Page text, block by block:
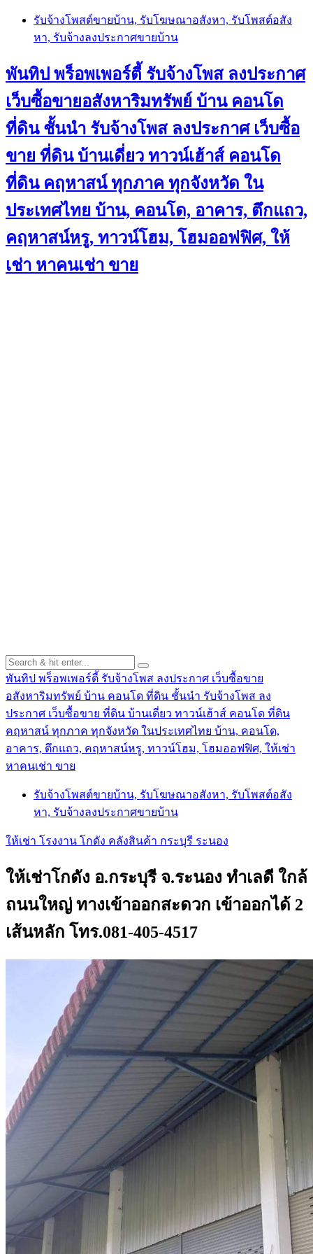
Skip
content
รับจ้างโพสต์ขายบ้าน, รับโฆษณาอสังหา, รับโพสต์อสัง
หา, รับจ้างลงประกาศขายบ้าน
พันทิป พร็อพเพอร์ตี้ รับจ้างโพส ลงประกาศ
เว็บซื้อขายอสังหาริมทรัพย์ บ้าน คอนโด
ที่ดิน ชั้นนำ รับจ้างโพส ลงประกาศ เว็บซื้อ
ขาย ที่ดิน บ้านเดี่ยว ทาวน์เฮ้าส์ คอนโด
ที่ดิน คฤหาสน์ ทุกภาค ทุกจังหวัด ใน
ประเทศไทย บ้าน, คอนโด, อาคาร, ตึกแถว,
คฤหาสน์หรู, ทาวน์โฮม, โฮมออฟฟิศ, ให้
เช่า หาคนเช่า ขาย
พันทิป พร็อพเพอร์ตี้ รับจ้างโพส ลงประกาศ เว็บซื้อขาย
อสังหาริมทรัพย์ บ้าน คอนโด ที่ดิน ชั้นนำ รับจ้างโพส ลง
ประกาศ เว็บซื้อขาย ที่ดิน บ้านเดี่ยว ทาวน์เฮ้าส์ คอนโด ที่ดิน
คฤหาสน์ ทุกภาค ทุกจังหวัด ในประเทศไทย บ้าน, คอนโด,
อาคาร, ตึกแถว, คฤหาสน์หรู, ทาวน์โฮม, โฮมออฟฟิศ, ให้เช่า
หาคนเช่า ขาย
รับจ้างโพสต์ขายบ้าน, รับโฆษณาอสังหา, รับโพสต์อสัง
หา, รับจ้างลงประกาศขายบ้าน
ให้เช่า โรงงาน โกดัง คลังสินค้า กระบุรี ระนอง
ให้เช่าโกดัง อ.กระบุรี จ.ระนอง ทำเลดี ใกล้
ถนนใหญ่ ทางเข้าออกสะดวก เข้าออกได้ 2
เส้นหลัก โทร.081-405-4517